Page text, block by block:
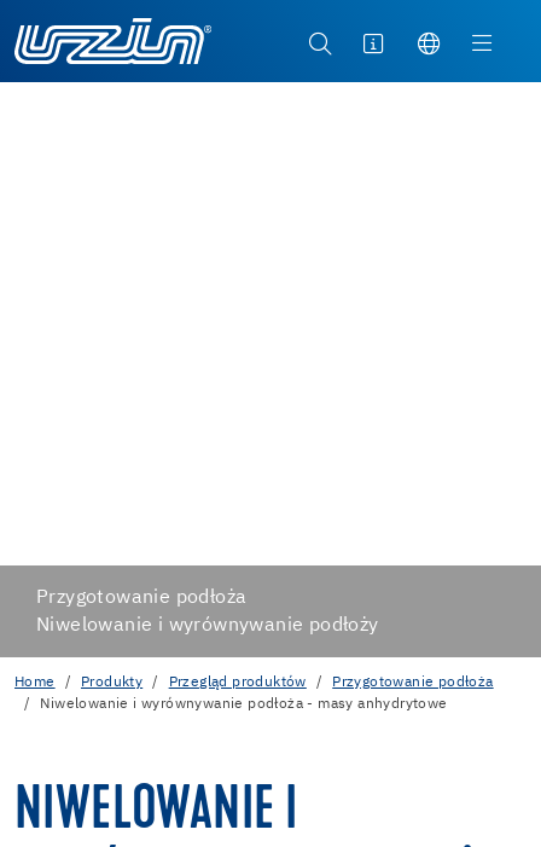
Przygotowanie podłoża
Niwelowanie i wyrównywanie podłoży
Home Produkty Przegląd produktów
Przygotowanie podłoża
Niwelowanie i wyrównywanie podłoża - masy anhydrytowe
NIWELOWANIE I